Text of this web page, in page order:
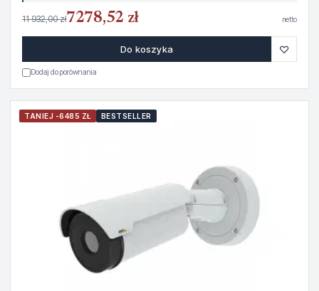
11 932,00 zł7278,52 zł netto
Do koszyka ♡
Dodaj do porównania
TANIEJ -6485 ZŁ BESTSELLER